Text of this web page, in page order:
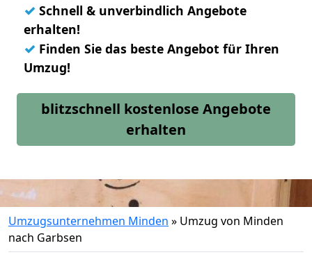
✓ Schnell & unverbindlich Angebote
erhalten!
✓ Finden Sie das beste Angebot für Ihren
Umzug!
blitzschnell kostenlose Angebote
erhalten
Umzugsunternehmen Minden » Umzug von Minden
nach Garbsen